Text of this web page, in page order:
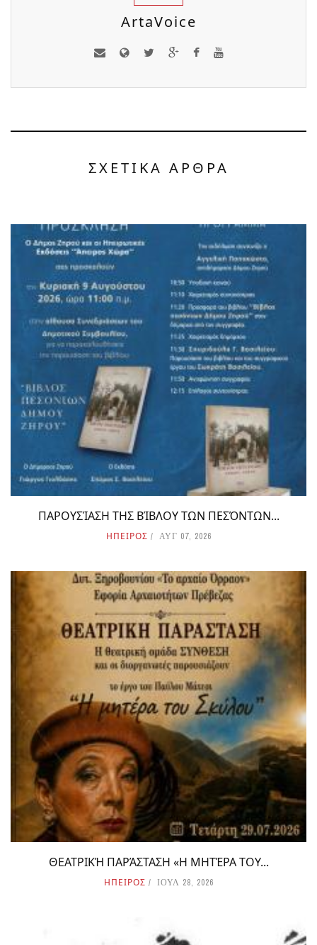
ArtaVoice
ΣΧΕΤΙΚΑ ΑΡΘΡΑ
ΠΑΡΟΥΣΊΑΣΗ ΤΗΣ ΒΊΒΛΟΥ ΤΩΝ ΠΕΣΌΝΤΩΝ...
ΗΠΕΙΡΟΣ ΑΥΓ 07, 2026
ΘΕΑΤΡΙΚΉ ΠΑΡΆΣΤΑΣΗ «Η ΜΗΤΈΡΑ ΤΟΥ...
ΗΠΕΙΡΟΣ ΙΟΥΛ 28, 2026